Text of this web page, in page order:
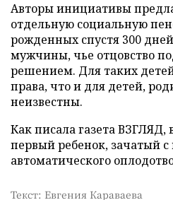
Авторы инициативы
отдельную социальную
рожденных спустя 300
мужчины, чье отцовство
решением. Для таких
права, что и для детей,
неизвестны.
Как писала газета ВЗГЛЯД,
первый ребенок, зачатый
автоматического
Текст: Евгения Караваева